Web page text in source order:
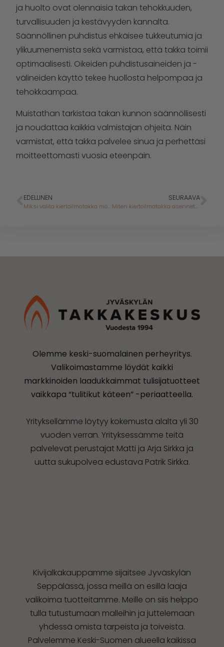
ja huolto ovat olennaisia takan tehokkuuden,
turvallisuuden ja kestävyyden kannalta.
Säännöllinen puhdistus ehkäisee tukkeutumia ja
ylikuumenemista sekä varmistaa, että takka toimii
optimaalisesti. Oikeiden puhdistusaineiden ja -
välineiden käyttö tekee huollosta helpompaa ja
tehokkaampaa.
Muistathan tarkistaa takan kunnon säännöllisesti
ja noudattaa kaikkia valmistajan ohjeita. Näin
varmistat, että takka palvelee sinua ja perhettäsi
moitteettomasti vuosia eteenpäin.
EDELLINEN SEURAAVA
Miten kiertoilmatakka asennetaan mökille?
Olemme keski-suomalainen perheyritys.
Valikoimastamme löydät kaikki
markkinoiden laadukkaimmat tulisijatuotteet
vaikkapa “tulitikut käteen” -periaatteella.
Yrityksellämme löytyy kokemusta alalta yli 30
vuoden verran. Yrityksessämme teitä
palvelevat perustajat Matti ja Arja Sirkka ja
uutta sukupolvea edustava Patrik Sirkka.
Kivijalkakauppamme sijaitsee Jyväskylän
Seppälässä, jossa meillä on esillä laaja
valikoima tuotteitamme. Meille on siis helppo
tulla tutustumaan malleihin ja juttelemaan
yhdessä omista tarpeista ja toiveista.
Palvelemme Keski-Suomen alueella kaikissa